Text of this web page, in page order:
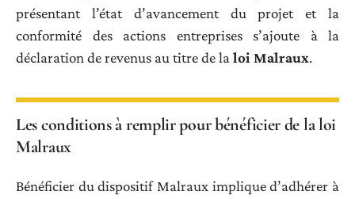
présentant l’état d’avancement du projet et la
conformité des actions entreprises s’ajoute à la
déclaration de revenus au titre de la loi Malraux.
Les conditions à remplir pour bénéficier de la loi
Malraux
Bénéficier du dispositif Malraux implique d’adhérer à